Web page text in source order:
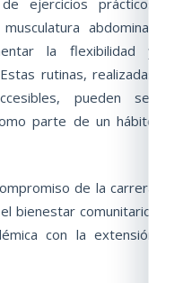
ejercicios prácticos
abdominal,
la flexibilidad y
rutinas, realizadas
pueden ser
parte de un hábito
de la carrera
bienestar comunitario,
con la extensión